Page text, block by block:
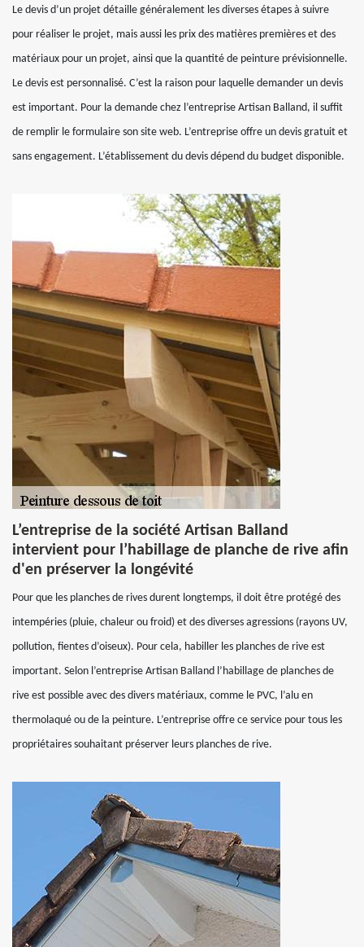
Le devis d’un projet détaille généralement les diverses étapes à suivre
pour réaliser le projet, mais aussi les prix des matières premières et des
matériaux pour un projet, ainsi que la quantité de peinture prévisionnelle.
Le devis est personnalisé. C’est la raison pour laquelle demander un devis
est important. Pour la demande chez l’entreprise Artisan Balland, il suffit
de remplir le formulaire son site web. L’entreprise offre un devis gratuit et
sans engagement. L’établissement du devis dépend du budget disponible.
L’entreprise de la société Artisan Balland
intervient pour l’habillage de planche de rive afin
d'en préserver la longévité
Pour que les planches de rives durent longtemps, il doit être protégé des
intempéries (pluie, chaleur ou froid) et des diverses agressions (rayons UV,
pollution, fientes d’oiseux). Pour cela, habiller les planches de rive est
important. Selon l’entreprise Artisan Balland l’habillage de planches de
rive est possible avec des divers matériaux, comme le PVC, l’alu en
thermolaqué ou de la peinture. L’entreprise offre ce service pour tous les
propriétaires souhaitant préserver leurs planches de rive.